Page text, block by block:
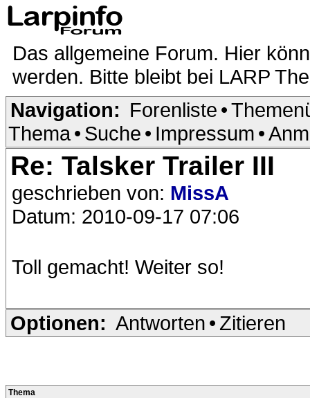
Das allgemeine Forum. Hier
werden. Bitte bleibt bei LARP
Navigation: Forenliste •
Thema• Suche • Impressum •
Re: Talsker Trailer III
geschrieben von: MissA
Datum: 2010-09-17 07:06
Toll gemacht! Weiter so!
Optionen: Antworten • Zitieren
Thema